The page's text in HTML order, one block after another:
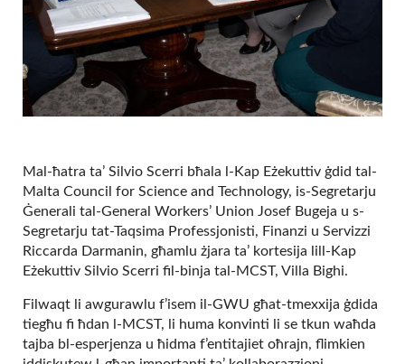
Mal-ħatra ta’ Silvio Scerri bħala l-Kap Eżekuttiv ġdid tal-
Malta Council for Science and Technology, is-Segretarju
Ġenerali tal-General Workers’ Union Josef Bugeja u s-
Segretarju tat-Taqsima Professjonisti, Finanzi u Servizzi
Riccarda Darmanin, għamlu żjara ta’ kortesija lill-Kap
Eżekuttiv Silvio Scerri fil-binja tal-MCST, Villa Bighi.
Filwaqt li awgurawlu f’isem il-GWU għat-tmexxija ġdida
tiegħu fi ħdan l-MCST, li huma konvinti li se tkun waħda
tajba bl-esperjenza u ħidma f’entitajiet oħrajn, flimkien